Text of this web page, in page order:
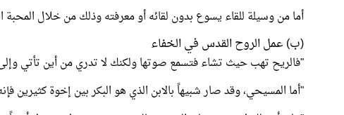
أما من وسيلة للقاء يسوع بدون لقائه أو معرفته وذلك من خلال المحبة
(ب) عمل الروح القدس في الخفاء
"فالريح تهب حيث تشاء فتسمع صوتها ولكنك لا تدري من أين تأتي وإلى
"أما المسيحي، وقد صار شبيهاً بالابن الذي هو البكر بين إخوة كثيرين فإنه